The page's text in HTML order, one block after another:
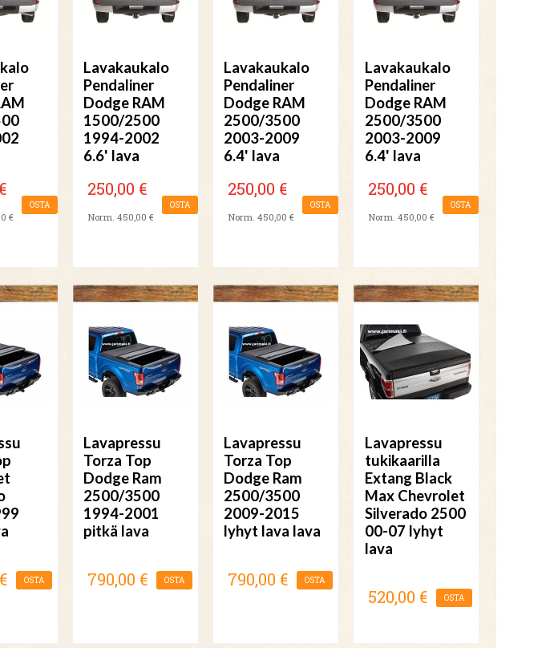
€
OSTA
Lavakaukalo
Pendaliner
Dodge RAM
1500/2500
1994-2002
6.6' lava
250,00 €
Norm. 450,00 €
OSTA
Lavakaukalo
Pendaliner
Dodge RAM
2500/3500
2003-2009
6.4' lava
250,00 €
Norm. 450,00 €
OSTA
Lavakaukalo
Pendaliner
Dodge RAM
2500/3500
2003-2009
6.4' lava
250,00 €
Norm. 450,00 €
OSTA
OSTA
Lavapressu
Torza Top
Dodge Ram
2500/3500
1994-2001
pitkä lava
790,00 € OSTA
Lavapressu
Torza Top
Dodge Ram
2500/3500
2009-2015
lyhyt lava lava
790,00 € OSTA
Lavapressu
tukikaarilla
Extang Black
Max Chevrolet
Silverado 2500
00-07 lyhyt
lava
520,00 € OSTA